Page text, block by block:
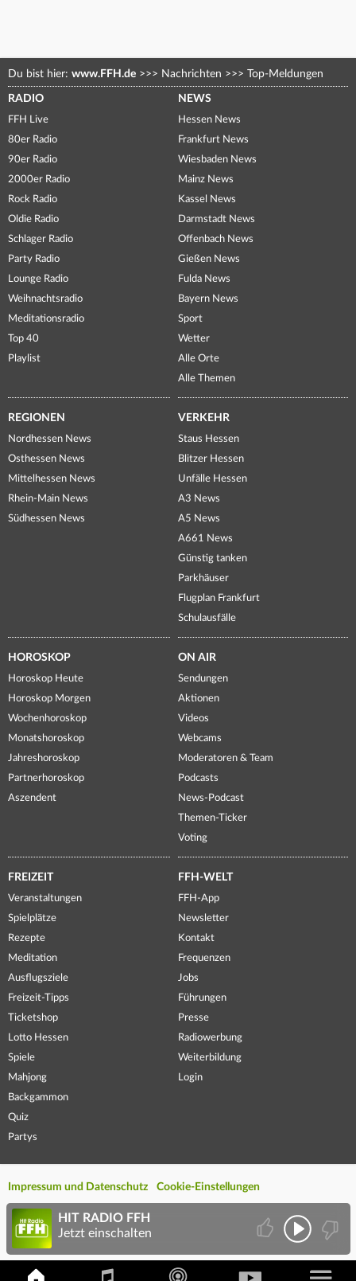
Du bist hier: www.FFH.de >>> Nachrichten >>> Top-Meldungen
RADIO
FFH Live
80er Radio
90er Radio
2000er Radio
Rock Radio
Oldie Radio
Schlager Radio
Party Radio
Lounge Radio
Weihnachtsradio
Meditationsradio
Top 40
Playlist
NEWS
Hessen News
Frankfurt News
Wiesbaden News
Mainz News
Kassel News
Darmstadt News
Offenbach News
Gießen News
Fulda News
Bayern News
Sport
Wetter
Alle Orte
Alle Themen
REGIONEN
Nordhessen News
Osthessen News
Mittelhessen News
Rhein-Main News
Südhessen News
VERKEHR
Staus Hessen
Blitzer Hessen
Unfälle Hessen
A3 News
A5 News
A661 News
Günstig tanken
Parkhäuser
Flugplan Frankfurt
Schulausfälle
HOROSKOP
Horoskop Heute
Horoskop Morgen
Wochenhoroskop
Monatshoroskop
Jahreshoroskop
Partnerhoroskop
Aszendent
ON AIR
Sendungen
Aktionen
Videos
Webcams
Moderatoren & Team
Podcasts
News-Podcast
Themen-Ticker
Voting
FREIZEIT
Veranstaltungen
Spielplätze
Rezepte
Meditation
Ausflugsziele
Freizeit-Tipps
Ticketshop
Lotto Hessen
Spiele
Mahjong
Backgammon
Quiz
Partys
FFH-WELT
FFH-App
Newsletter
Kontakt
Frequenzen
Jobs
Führungen
Presse
Radiowerbung
Weiterbildung
Login
Impressum und Datenschutz Cookie-Einstellungen
HIT RADIO FFH
Jetzt einschalten